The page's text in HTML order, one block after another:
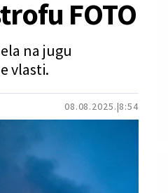
08.08.2025. 8:54
FOTO
na jugu
vlasti.